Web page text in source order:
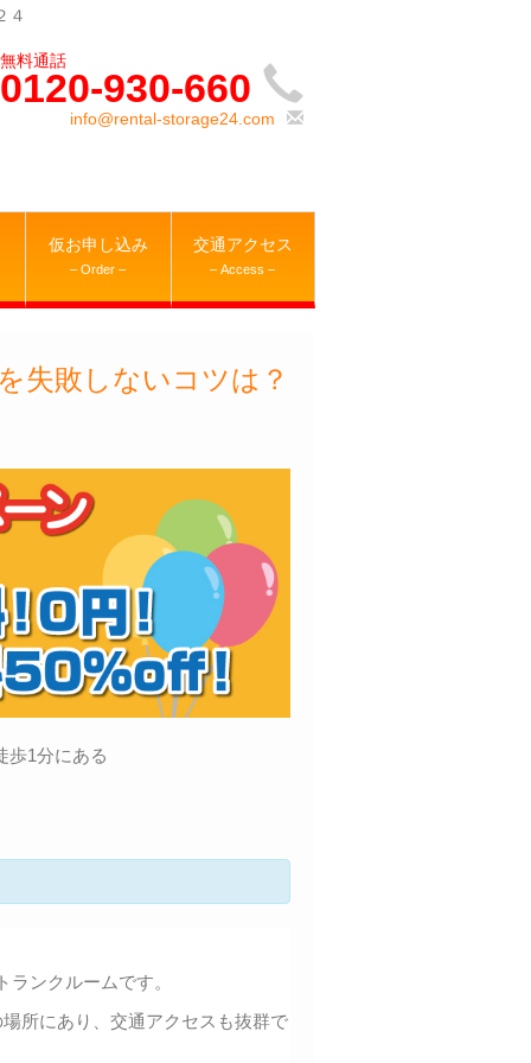
４
0120-930-660
info@rental-storage24.com
仮お申し込み
– Order –
交通アクセス
– Access –
失敗しないコツは？
歩1分にある
ンクルームです。
所にあり、交通アクセスも抜群で